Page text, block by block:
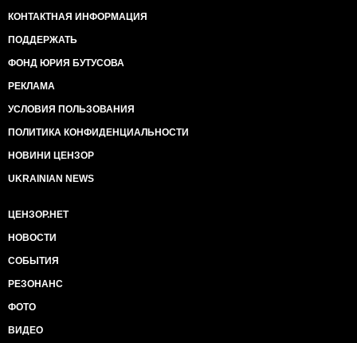
КОНТАКТНАЯ ИНФОРМАЦИЯ
ПОДДЕРЖАТЬ
ФОНД ЮРИЯ БУТУСОВА
РЕКЛАМА
УСЛОВИЯ ПОЛЬЗОВАНИЯ
ПОЛИТИКА КОНФИДЕНЦИАЛЬНОСТИ
НОВИНИ ЦЕНЗОР
UKRAINIAN NEWS
ЦЕНЗОР.НЕТ
НОВОСТИ
СОБЫТИЯ
РЕЗОНАНС
ФОТО
ВИДЕО